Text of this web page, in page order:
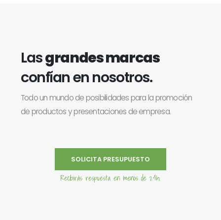
Lasgrandes marcas
confían en nosotros.
Todo un mundo de posibilidades para la promoción
de productos y presentaciones de empresa.
SOLICITA PRESUPUESTO
Recibirás respuesta en menos de 24h.